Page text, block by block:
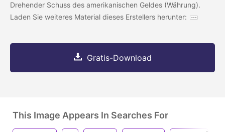
Drehender Schuss des amerikanischen Geldes (Währung).
Laden Sie weiteres Material dieses Erstellers herunter:
Gratis-Download
This Image Appears In Searches For